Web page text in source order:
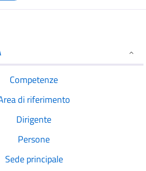
Competenze
di riferimento
Dirigente
Persone
Sede principale